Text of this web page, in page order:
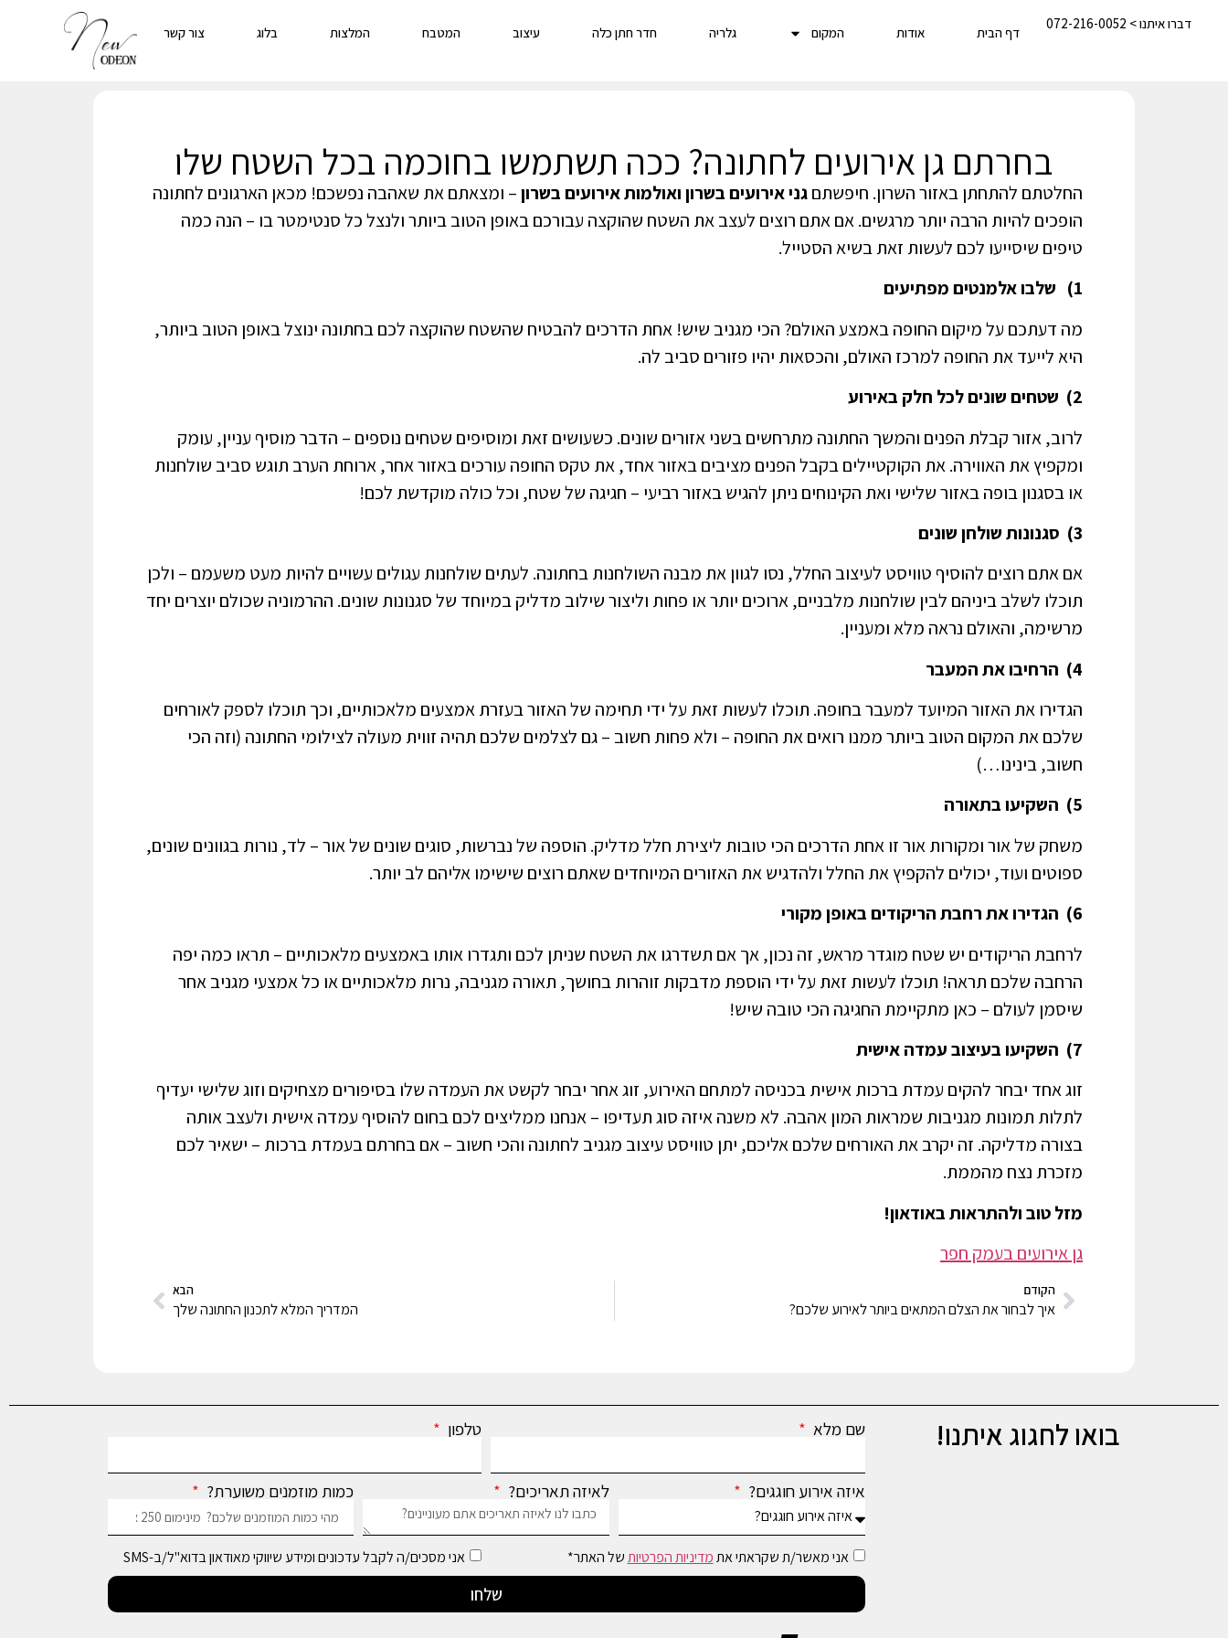
דברו איתנו > 072-216-0052
דף הבית אודות המקום גלריה חדר חתן כלה עיצוב המטבח המלצות בלוג צור קשר
בחרתם גן אירועים לחתונה? ככה תשתמשו בחוכמה בכל השטח שלו
החלטתם להתחתן באזור השרון. חיפשתםגני אירועים בשרון ואולמות אירועים בשרון– ומצאתם את שאהבה נפשכם! מכאן הארגונים לחתונה
הופכים להיות הרבה יותר מרגשים. אם אתם רוצים לעצב את השטח שהוקצה עבורכם באופן הטוב ביותר ולנצל כל סנטימטר בו – הנה כמה
טיפים שיסייעו לכם לעשות זאת בשיא הסטייל.
1) שלבו אלמנטים מפתיעים
מה דעתכם על מיקום החופה באמצע האולם? הכי מגניב שיש! אחת הדרכים להבטיח שהשטח שהוקצה לכם בחתונה ינוצל באופן הטוב ביותר,
היא לייעד את החופה למרכז האולם, והכסאות יהיו פזורים סביב לה.
2) שטחים שונים לכל חלק באירוע
לרוב, אזור קבלת הפנים והמשך החתונה מתרחשים בשני אזורים שונים. כשעושים זאת ומוסיפים שטחים נוספים – הדבר מוסיף עניין, עומק
ומקפיץ את האווירה. את הקוקטיילים בקבל הפנים מציבים באזור אחד, את טקס החופה עורכים באזור אחר, ארוחת הערב תוגש סביב שולחנות
או בסגנון בופה באזור שלישי ואת הקינוחים ניתן להגיש באזור רביעי – חגיגה של שטח, וכל כולה מוקדשת לכם!
3) סגנונות שולחן שונים
אם אתם רוצים להוסיף טוויסט לעיצוב החלל, נסו לגוון את מבנה השולחנות בחתונה. לעתים שולחנות עגולים עשויים להיות מעט משעמם – ולכן
תוכלו לשלב ביניהם לבין שולחנות מלבניים, ארוכים יותר או פחות וליצור שילוב מדליק במיוחד של סגנונות שונים. ההרמוניה שכולם יוצרים יחד
מרשימה, והאולם נראה מלא ומעניין.
4) הרחיבו את המעבר
הגדירו את האזור המיועד למעבר בחופה. תוכלו לעשות זאת על ידי תחימה של האזור בעזרת אמצעים מלאכותיים, וכך תוכלו לספק לאורחים
שלכם את המקום הטוב ביותר ממנו רואים את החופה – ולא פחות חשוב – גם לצלמים שלכם תהיה זווית מעולה לצילומי החתונה (וזה הכי
חשוב, בינינו…)
5) השקיעו בתאורה
משחק של אור ומקורות אור זו אחת הדרכים הכי טובות ליצירת חלל מדליק. הוספה של נברשות, סוגים שונים של אור – לד, נורות בגוונים שונים,
ספוטים ועוד, יכולים להקפיץ את החלל ולהדגיש את האזורים המיוחדים שאתם רוצים שישימו אליהם לב יותר.
6) הגדירו את רחבת הריקודים באופן מקורי
לרחבת הריקודים יש שטח מוגדר מראש, זה נכון, אך אם תשדרגו את השטח שניתן לכם ותגדרו אותו באמצעים מלאכותיים – תראו כמה יפה
הרחבה שלכם תראה! תוכלו לעשות זאת על ידי הוספת מדבקות זוהרות בחושך, תאורה מגניבה, נרות מלאכותיים או כל אמצעי מגניב אחר
שיסמן לעולם – כאן מתקיימת החגיגה הכי טובה שיש!
7) השקיעו בעיצוב עמדה אישית
זוג אחד יבחר להקים עמדת ברכות אישית בכניסה למתחם האירוע, זוג אחר יבחר לקשט את העמדה שלו בסיפורים מצחיקים וזוג שלישי יעדיף
לתלות תמונות מגניבות שמראות המון אהבה. לא משנה איזה סוג תעדיפו – אנחנו ממליצים לכם בחום להוסיף עמדה אישית ולעצב אותה
בצורה מדליקה. זה יקרב את האורחים שלכם אליכם, יתן טוויסט עיצוב מגניב לחתונה והכי חשוב – אם בחרתם בעמדת ברכות – ישאיר לכם
מזכרת נצח מהממת.
מזל טוב ולהתראות באודאון!
גן אירועים בעמק חפר
הקודם
איך לבחור את הצלם המתאים ביותר לאירוע שלכם?
הבא
המדריך המלא לתכנון החתונה שלך
בואו לחגוג איתנו! שם מלא טלפון
איזה אירוע חוגגים? לאיזה תאריכים? כמות מוזמנים משוערת?
אני מאשר/ת שקראתי אתמדיניות הפרטיותשל האתר* אני מסכים/ה לקבל עדכונים ומידע שיווקי מאודאון בדוא"ל/ב-SMS
שלחו